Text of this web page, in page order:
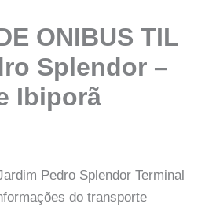
ONIBUS TIL
Splendor –
Ibiporã
Pedro Splendor Terminal
do transporte